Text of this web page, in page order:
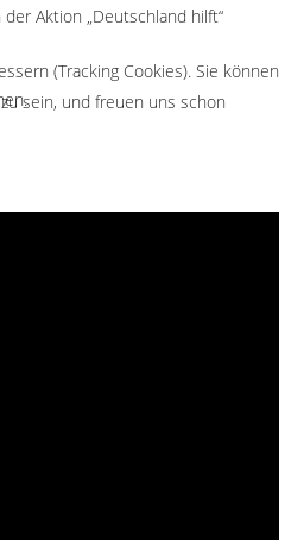
Aktion „Deutschland hilft“
sein, und freuen uns schon
(Tracking Cookies). Sie können